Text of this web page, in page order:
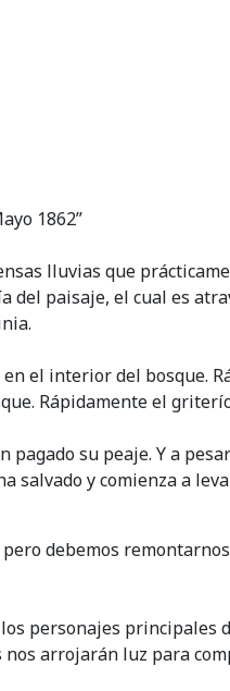
1862”
lluvias que
paisaje, el cual es
el interior del bosque.
Rápidamente el
su peaje. Y a
salvado y comienza a
debemos
personajes
arrojarán luz para